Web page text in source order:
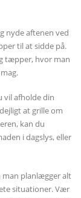
nyde aftenen ved
til at sidde på.
tæpper, hvor man
vil afholde din
at grille om
kan du
i dagslys, eller
man planlægger alt
situationer. Vær